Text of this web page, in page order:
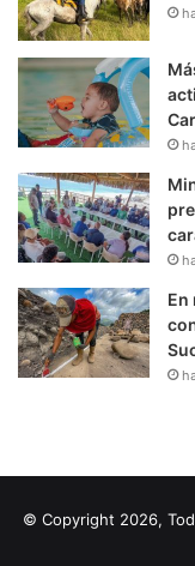
En
© Copyright 2026,